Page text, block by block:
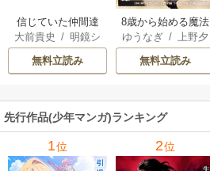
信じていた仲間達
にダンジョン奥地
で殺されかけたが
ギフト『無限ガチ
の仲間達を手に入
れて元パーティー
メンバーと世界に
復讐＆『ざま
ぁ！』します！
大前貴史 / 明鏡シ
スイ
/tef
無料立読み
8歳から始める魔法
学
ゆうなぎ /
上野夕
陽 / 乃希
無料立読み
先行作品(少年マンガ)ランキング
1位 2位